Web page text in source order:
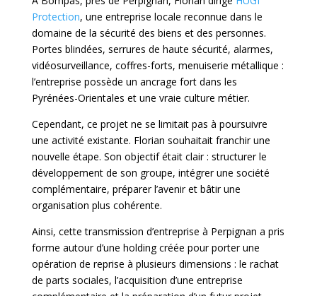
Protection, une entreprise locale reconnue dans le
domaine de la sécurité des biens et des personnes.
Portes blindées, serrures de haute sécurité, alarmes,
vidéosurveillance, coffres-forts, menuiserie métallique :
l’entreprise possède un ancrage fort dans les
Pyrénées-Orientales et une vraie culture métier.
Cependant, ce projet ne se limitait pas à poursuivre
une activité existante. Florian souhaitait franchir une
nouvelle étape. Son objectif était clair : structurer le
développement de son groupe, intégrer une société
complémentaire, préparer l’avenir et bâtir une
organisation plus cohérente.
Ainsi, cette transmission d’entreprise à Perpignan a pris
forme autour d’une holding créée pour porter une
opération de reprise à plusieurs dimensions : le rachat
de parts sociales, l’acquisition d’une entreprise